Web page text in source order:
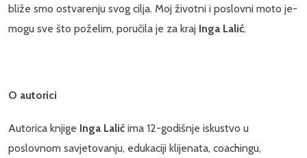
bliže smo ostvarenju svog cilja. Moj životni i poslovni moto je-
mogu sve što poželim, poručila je za kraj Inga Lalić.
O autorici
Autorica knjige Inga Lalić ima 12-godišnje iskustvo u
poslovnom savjetovanju, edukaciji klijenata, coachingu,